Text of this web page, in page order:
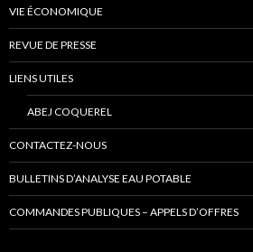
VIE ÉCONOMIQUE
REVUE DE PRESSE
LIENS UTILES
ABEJ COQUEREL
CONTACTEZ-NOUS
BULLETINS D’ANALYSE EAU POTABLE
COMMANDES PUBLIQUES – APPELS D’OFFRES